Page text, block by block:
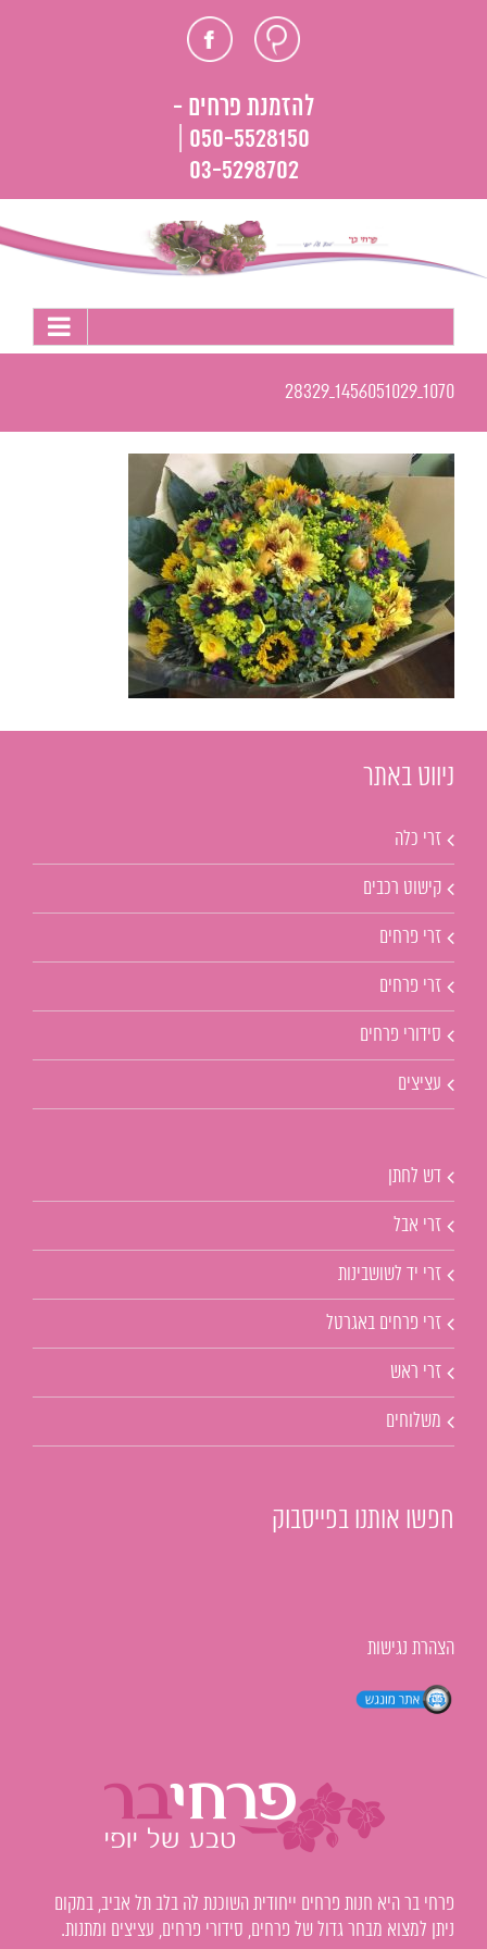
חוות פייסבוק
להזמנת פרחים -
050-5528150 |
03-5298702
1070_1456051029_28329
ניווט באתר
זרי כלה
קישוט רכבים
זרי פרחים
זרי פרחים
סידורי פרחים
עציצים
דש לחתן
זרי אבל
זרי יד לשושבינות
זרי פרחים באגרטל
זרי ראש
משלוחים
חפשו אותנו בפייסבוק
הצהרת נגישות
פרחי בר היא חנות פרחים ייחודית השוכנת לה בלב תל אביב, במקום
ניתן למצוא מבחר גדול של פרחים, סידורי פרחים, עציצים ומתנות.